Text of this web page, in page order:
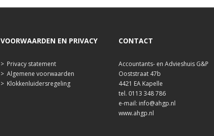
VOORWAARDEN EN PRIVACY
> Privacy statement
> Algemene voorwaarden
> Klokkenluidersregeling
CONTACT
Accountants- en Advieshuis G&P
Ooststraat 47b
4421 EA Kapelle
tel. 0113 348 786
e-mail: info@ahgp.nl
www.ahgp.nl